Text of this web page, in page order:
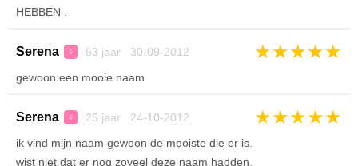
HEBBEN .
Serena ♀ 63 jaar 30-09-2012 ★★★★★
gewoon een mooie naam
Serena ♀ 25 jaar 24-10-2012 ★★★★★
ik vind mijn naam gewoon de mooiste die er is.
wist niet dat er nog zoveel deze naam hadden.